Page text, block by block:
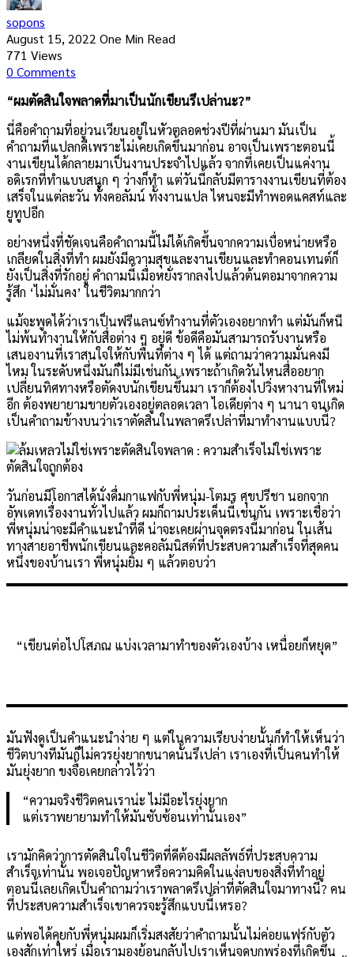
sopons
August 15, 2022 One Min Read
771 Views
0 Comments
“ผมตัดสินใจพลาดที่มาเป็นนักเขียนรึเปล่านะ?”
นี่คือคำถามที่อยู่วนเวียนอยู่ในหัวตลอดช่วงปีที่ผ่านมา มันเป็น
คำถามที่แปลกดีเพราะไม่เคยเกิดขึ้นมาก่อน อาจเป็นเพราะตอนนี้
งานเขียนได้กลายมาเป็นงานประจำไปแล้ว จากที่เคยเป็นแค่งาน
อดิเรกที่ทำแบบสนุก ๆ ว่างก็ทำ แต่วันนี้กลับมีตารางงานเขียนที่ต้อง
เสร็จในแต่ละวัน ทั้งคอลัมน์ ทั้งงานแปล ไหนจะมีทำพอดแคสท์และ
ยูทูปอีก
อย่างหนึ่งที่ชัดเจนคือคำถามนี้ไม่ได้เกิดขึ้นจากความเบื่อหน่ายหรือ
เกลียดในสิ่งที่ทำ ผมยังมีความสุขและงานเขียนและทำคอนเทนต์ก็
ยังเป็นสิ่งที่รักอยู่ คำถามนี้เมื่อหยั่งรากลงไปแล้วต้นตอมาจากความ
รู้สึก ‘ไม่มั่นคง’ ในชีวิตมากกว่า
แม้จะพูดได้ว่าเราเป็นฟรีแลนซ์ทำงานที่ตัวเองอยากทำ แต่มันก็หนี
ไม่พ้นทำงานให้กับสื่อต่าง ๆ อยู่ดี ข้อดีคือมันสามารถรับงานหรือ
เสนองานที่เราสนใจให้กับพื้นที่ต่าง ๆ ได้ แต่ถามว่าความมั่นคงมี
ไหม ในระดับหนึ่งมันก็ไม่มีเช่นกัน เพราะถ้าเกิดวันไหนสื่ออยาก
เปลี่ยนทิศทางหรือตัดงบนักเขียนขึ้นมา เราก็ต้องไปวิ่งหางานที่ใหม่
อีก ต้องพยายามขายตัวเองอยู่ตลอดเวลา ไอเดียต่าง ๆ นานา จนเกิด
เป็นคำถามข้างบนว่าเราตัดสินในพลาดรึเปล่าที่มาทำงานแบบนี้?
วันก่อนมีโอกาสได้นั่งดื่มกาแฟกับพี่หนุ่ม-โตมร ศุขปรีชา นอกจาก
อัพเดทเรื่องงานทั่วไปแล้ว ผมก็ถามประเด็นนี้เช่นกัน เพราะเชื่อว่า
พี่หนุ่มน่าจะมีคำแนะนำที่ดี น่าจะเคยผ่านจุดตรงนี้มาก่อน ในเส้น
ทางสายอาชีพนักเขียนและคอลัมนิสต์ที่ประสบความสำเร็จที่สุดคน
หนึ่งของบ้านเรา พี่หนุ่มยิ้ม ๆ แล้วตอบว่า
“เขียนต่อไปโสภณ แบ่งเวลามาทำของตัวเองบ้าง เหนื่อยก็หยุด”
มันฟังดูเป็นคำแนะนำง่าย ๆ แต่ในความเรียบง่ายนั้นก็ทำให้เห็นว่า
ชีวิตบางทีมันก็ไม่ควรยุ่งยากขนาดนั้นรึเปล่า เราเองที่เป็นคนทำให้
มันยุ่งยาก ขงจื้อเคยกล่าวไว้ว่า
“ความจริงชีวิตคนเราน่ะ ไม่มีอะไรยุ่งยาก
แต่เราพยายามทำให้มันซับซ้อนเท่านั้นเอง”
เรามักคิดว่าการตัดสินใจในชีวิตที่ดีต้องมีผลลัพธ์ที่ประสบความ
สำเร็จเท่านั้น พอเจอปัญหาหรือความคิดในแง่ลบของสิ่งที่ทำอยู่
ตอนนี้เลยเกิดเป็นคำถามว่าเราพลาดรึเปล่าที่ตัดสินใจมาทางนี้? คน
ที่ประสบความสำเร็จเขาควรจะรู้สึกแบบนี้เหรอ?
แต่พอได้คุยกับพี่หนุ่มผมก็เริ่มสงสัยว่าคำถามนั้นไม่ค่อยแฟร์กับตัว
เองสักเท่าไหร่ เมื่อเรามองย้อนกลับไปเราเห็นจุดบกพร่องที่เกิดขึ้น